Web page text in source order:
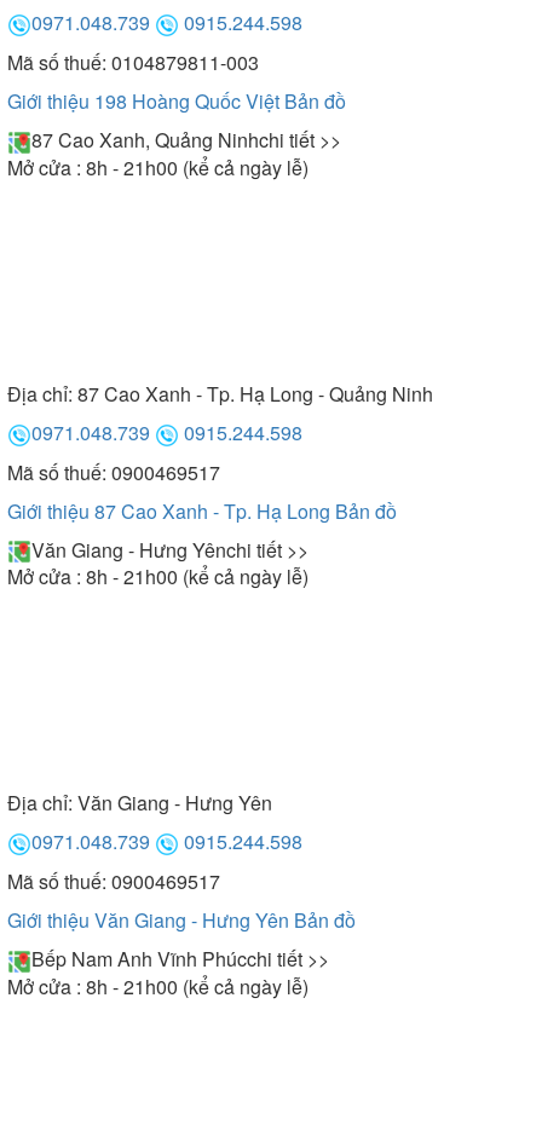
0971.048.739
0915.244.598
Mã số thuế: 0104879811-003
Giới thiệu 198 Hoàng Quốc Việt Bản đồ
87 Cao Xanh, Quảng Ninhchi tiết >>
Mở cửa : 8h - 21h00 (kể cả ngày lễ)
Địa chỉ: 87 Cao Xanh - Tp. Hạ Long - Quảng Ninh
0971.048.739
0915.244.598
Mã số thuế: 0900469517
Giới thiệu 87 Cao Xanh - Tp. Hạ Long Bản đồ
Văn Giang - Hưng Yênchi tiết >>
Mở cửa : 8h - 21h00 (kể cả ngày lễ)
Địa chỉ: Văn Giang - Hưng Yên
0971.048.739
0915.244.598
Mã số thuế: 0900469517
Giới thiệu Văn Giang - Hưng Yên Bản đồ
Bếp Nam Anh Vĩnh Phúcchi tiết >>
Mở cửa : 8h - 21h00 (kể cả ngày lễ)